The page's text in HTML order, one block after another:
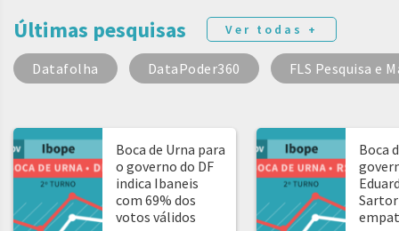
Últimas pesquisas Ver todas +
Datafolha DataPoder360 FLS Pesquisa e
Boca de Urna para
o governo do DF
indica Ibaneis
com 69% dos
votos válidos
Boca